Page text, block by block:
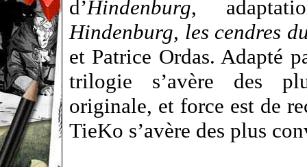
d’Hindenburg,
Hindenburg, les cendres
et Patrice Ordas. Adapté
trilogie s’avère des
originale, et force est de
TieKo s’avère des plus